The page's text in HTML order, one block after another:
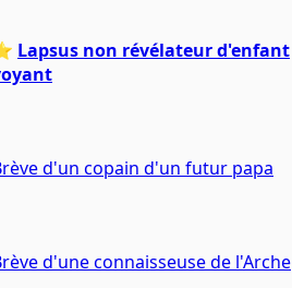
Lapsus non révélateur d'enfant
d'un copain d'un futur papa
d'une connaisseuse de l'Arche